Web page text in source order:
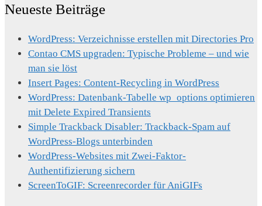
Neueste Beiträge
WordPress: Verzeichnisse erstellen mit Directories Pro
Contao CMS upgraden: Typische Probleme – und wie
man sie löst
Insert Pages: Content-Recycling in WordPress
WordPress: Datenbank-Tabelle wp_options optimieren
mit Delete Expired Transients
Simple Trackback Disabler: Trackback-Spam auf
WordPress-Blogs unterbinden
WordPress-Websites mit Zwei-Faktor-
Authentifizierung sichern
ScreenToGIF: Screenrecorder für AniGIFs